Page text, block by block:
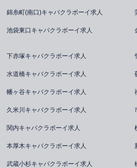
錦糸町(南口)キャバクラボーイ求人
池袋東口キャバクラボーイ求人
下赤塚キャバクラボーイ求人
水道橋キャバクラボーイ求人
幡ヶ谷キャバクラボーイ求人
久米川キャバクラボーイ求人
関内キャバクラボーイ求人
本厚木キャバクラボーイ求人
武蔵小杉キャバクラボーイ求人